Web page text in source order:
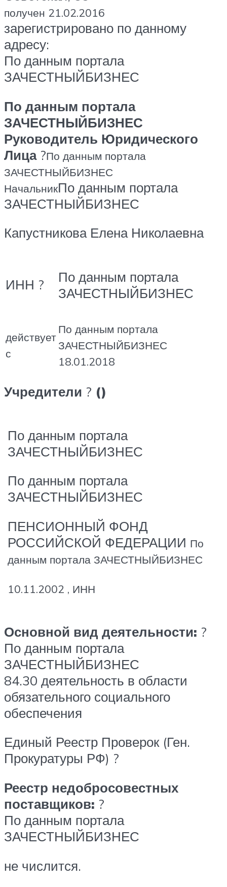
получен 21.02.2016
зарегистрировано по данному
адресу:
По данным портала
ЗАЧЕСТНЫЙБИЗНЕС
По данным портала
ЗАЧЕСТНЫЙБИЗНЕС
Руководитель Юридического
Лица?По данным портала
ЗАЧЕСТНЫЙБИЗНЕС
НачальникПо данным портала
ЗАЧЕСТНЫЙБИЗНЕС
Капустникова Елена Николаевна
ИНН ?
По данным портала
ЗАЧЕСТНЫЙБИЗНЕС
действует
с
По данным портала
ЗАЧЕСТНЫЙБИЗНЕС
18.01.2018
Учредители ? ()
По данным портала
ЗАЧЕСТНЫЙБИЗНЕС
По данным портала
ЗАЧЕСТНЫЙБИЗНЕС
ПЕНСИОННЫЙ ФОНД
РОССИЙСКОЙ ФЕДЕРАЦИИ По
данным портала ЗАЧЕСТНЫЙБИЗНЕС
10.11.2002 , ИНН
Основной вид деятельности: ?
По данным портала
ЗАЧЕСТНЫЙБИЗНЕС
84.30 деятельность в области
обязательного социального
обеспечения
Единый Реестр Проверок (Ген.
Прокуратуры РФ) ?
Реестр недобросовестных
поставщиков: ?
По данным портала
ЗАЧЕСТНЫЙБИЗНЕС
не числится.